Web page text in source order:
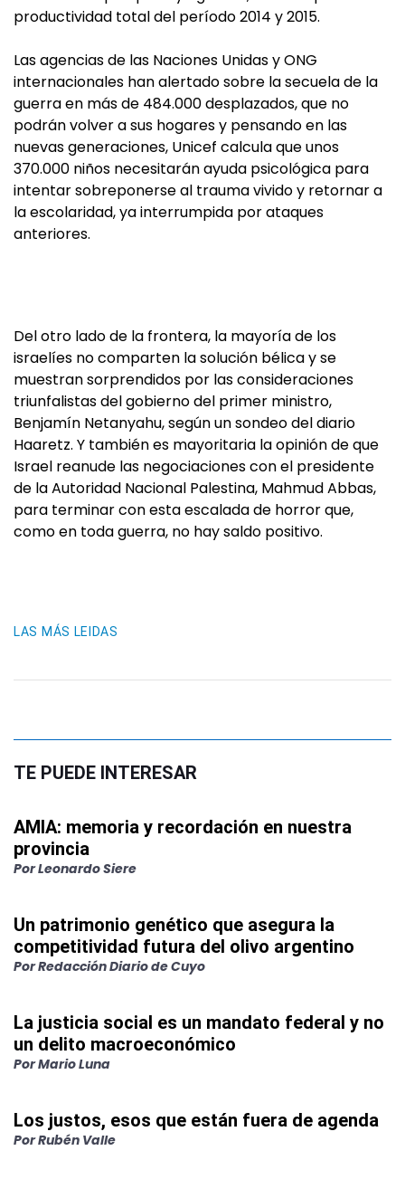
productividad total del período 2014 y 2015.
Las agencias de las Naciones Unidas y ONG
internacionales han alertado sobre la secuela de la
guerra en más de 484.000 desplazados, que no
podrán volver a sus hogares y pensando en las
nuevas generaciones, Unicef calcula que unos
370.000 niños necesitarán ayuda psicológica para
intentar sobreponerse al trauma vivido y retornar a
la escolaridad, ya interrumpida por ataques
anteriores.
Del otro lado de la frontera, la mayoría de los
israelíes no comparten la solución bélica y se
muestran sorprendidos por las consideraciones
triunfalistas del gobierno del primer ministro,
Benjamín Netanyahu, según un sondeo del diario
Haaretz. Y también es mayoritaria la opinión de que
Israel reanude las negociaciones con el presidente
de la Autoridad Nacional Palestina, Mahmud Abbas,
para terminar con esta escalada de horror que,
como en toda guerra, no hay saldo positivo.
LAS MÁS LEIDAS
TE PUEDE INTERESAR
AMIA: memoria y recordación en nuestra
provincia
PorLeonardo Siere
Un patrimonio genético que asegura la
competitividad futura del olivo argentino
PorRedacción Diario de Cuyo
La justicia social es un mandato federal y no
un delito macroeconómico
PorMario Luna
Los justos, esos que están fuera de agenda
PorRubén Valle